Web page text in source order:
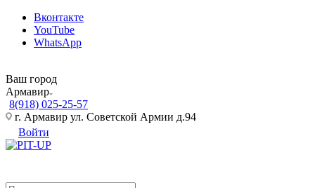
Вконтакте
YouTube
WhatsApp
Ваш город
Армавир
8(918) 025-25-57
г. Армавир ул. Советской Армии д.94
Войти